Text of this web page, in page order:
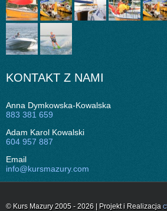
KONTAKT Z NAMI
Anna Dymkowska-Kowalska
883 381 659
Adam Karol Kowalski
604 957 887
Email
info@kursmazury.com
© Kurs Mazury 2005 - 2026 | Projekt i Realizacja